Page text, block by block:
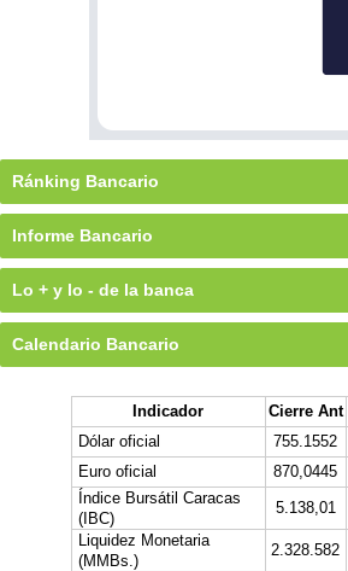
Ránking Bancario
Informe Bancario
Lo + y lo - de la banca
Calendario Bancario
Indicador Cierre Ant
Dólar oficial
755.1552
Euro oficial
870,0445
Índice Bursátil Caracas
(IBC)
5.138,01
Liquidez Monetaria
(MMBs.)
2.328.582